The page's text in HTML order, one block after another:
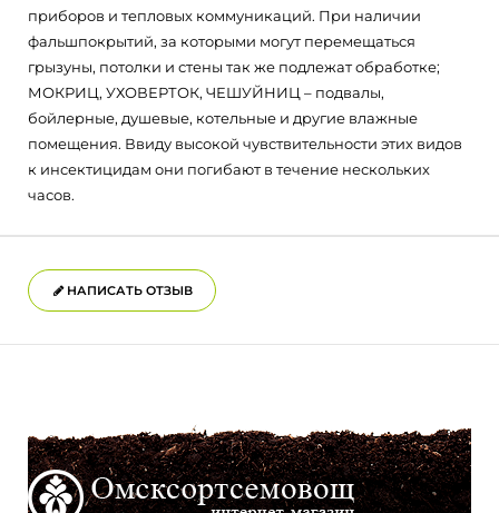
приборов и тепловых коммуникаций. При наличии
фальшпокрытий, за которыми могут перемещаться
грызуны, потолки и стены так же подлежат обработке;
МОКРИЦ, УХОВЕРТОК, ЧЕШУЙНИЦ – подвалы,
бойлерные, душевые, котельные и другие влажные
помещения. Ввиду высокой чувствительности этих видов
к инсектицидам они погибают в течение нескольких
часов.
НАПИСАТЬ ОТЗЫВ